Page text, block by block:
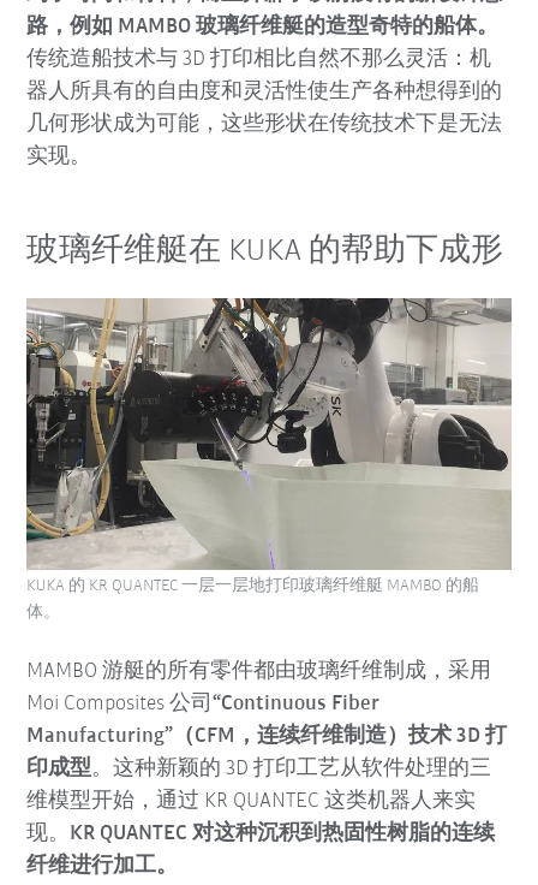
路，例如 MAMBO 玻璃纤维艇的造型奇特的船体。
传统造船技术与 3D 打印相比自然不那么灵活：机
器人所具有的自由度和灵活性使生产各种想得到的
几何形状成为可能，这些形状在传统技术下是无法
实现。
玻璃纤维艇在 KUKA 的帮助下成形
MAMBO 游艇的所有零件都由玻璃纤维制成，采用
Moi Composites 公司“Continuous Fiber
Manufacturing”（CFM，连续纤维制造）技术 3D 打
印成型。这种新颖的 3D 打印工艺从软件处理的三
维模型开始，通过 KR QUANTEC 这类机器人来实
现。 KR QUANTEC 对这种沉积到热固性树脂的连续
纤维进行加工。
KUKA 的 KR QUANTEC 一层一层地打印玻璃纤维艇 MAMBO 的船
体。